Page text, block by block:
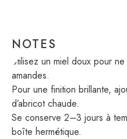
NOTES
Utilisez un miel doux pour
amandes.
Pour une finition brillante,
d’abricot chaude.
Se conserve 2–3 jours à
boîte hermétique.